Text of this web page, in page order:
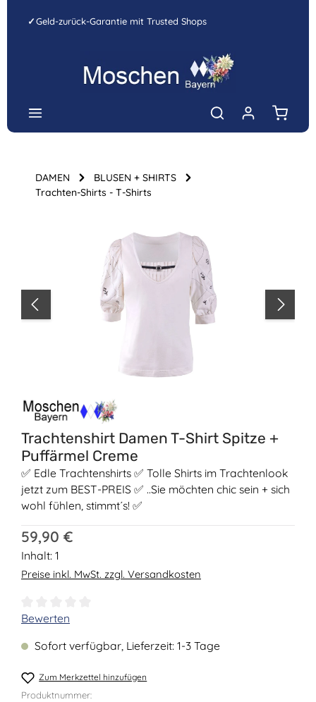
Zum Hauptinhalt springen
✓Geld-zurück-Garantie mit Trusted Shops
DAMEN
BLUSEN + SHIRTS
Trachten-Shirts - T-Shirts
Bildergalerie überspringen
Trachtenshirt Damen T-Shirt Spitze +
Puffärmel Creme
✅ Edle Trachtenshirts ✅ Tolle Shirts im Trachtenlook
jetzt zum BEST-PREIS ✅ ..Sie möchten chic sein + sich
wohl fühlen, stimmt´s! ✅
Regulärer Preis:
59,90 €
Inhalt: 1
Preise inkl. MwSt. zzgl. Versandkosten
Durchschnittliche Bewertung von 0 von 5 Sternen
Bewerten
Sofort verfügbar, Lieferzeit: 1-3 Tage
Zum Merkzettel hinzufügen
Produktnummer: